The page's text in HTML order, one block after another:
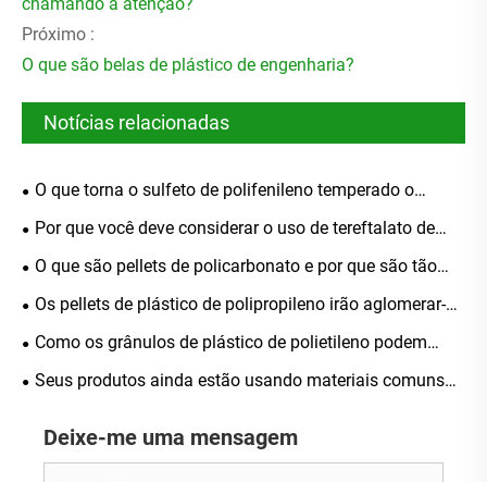
chamando a atenção?
Próximo :
O que são belas de plástico de engenharia?
Notícias relacionadas
O que torna o sulfeto de polifenileno temperado o
melhor material para aplicações de alto desempenho
Por que você deve considerar o uso de tereftalato de
polibutileno retardador de chama para suas aplicações
O que são pellets de policarbonato e por que são tão
amplamente utilizados em todas as indústrias
Os pellets de plástico de polipropileno irão aglomerar-se
após armazenamento prolongado?
Como os grânulos de plástico de polietileno podem
melhorar o desempenho de seus produtos plásticos
Seus produtos ainda estão usando materiais comuns
Deixe-me uma mensagem